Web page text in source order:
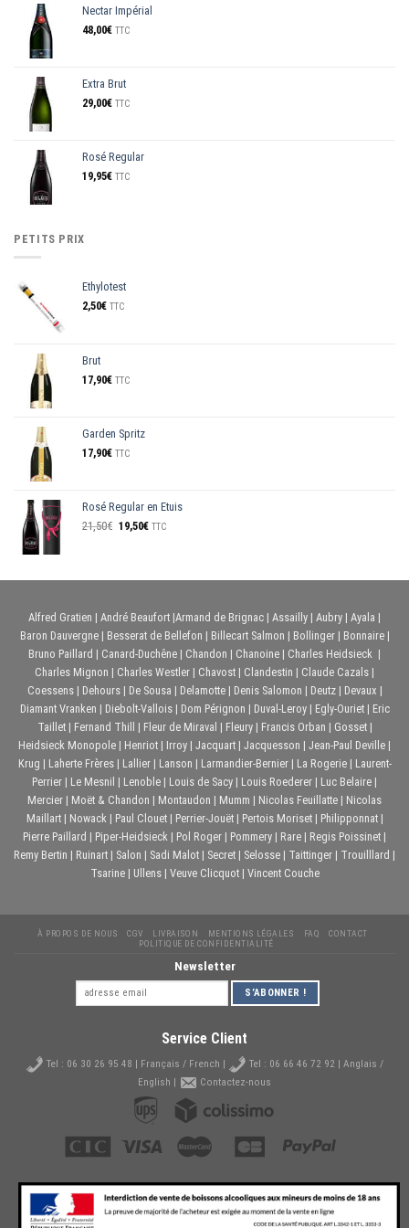
28,00€.22,90€.
Nectar Impérial
48,00€ TTC
Extra Brut
29,00€ TTC
Rosé Regular
19,95€ TTC
PETITS PRIX
Ethylotest
2,50€ TTC
Brut
17,90€ TTC
Garden Spritz
17,90€ TTC
Rosé Regular en Etuis
21,50€ Le
21,50€.
19,50€Le
19,50€.
TTC
Alfred Gratien | André Beaufort |Armand de Brignac | Assailly | Aubry | Ayala |
Baron Dauvergne| Besserat de Bellefon | Billecart Salmon | Bollinger| Bonnaire|
Bruno Paillard | Canard-Duchêne | Chandon | Chanoine | Charles Heidsieck |
Charles Mignon | Charles Westler | Chavost | Clandestin | Claude Cazals |
Coessens| Dehours| De Sousa | Delamotte| Denis Salomon | Deutz| Devaux |
Diamant Vranken | Diebolt-Vallois| Dom Pérignon | Duval-Leroy| Egly-Ouriet| Eric
Taillet| Fernand Thill | Fleur de Miraval | Fleury| Francis Orban | Gosset|
Heidsieck Monopole | Henriot | Irroy | Jacquart | Jacquesson | Jean-Paul Deville |
Krug | Laherte Frères| Lallier| Lanson | Larmandier-Bernier| La Rogerie| Laurent-
Perrier | Le Mesnil | Lenoble | Louis de Sacy | Louis Roederer | Luc Belaire |
Mercier | Moët & Chandon | Montaudon | Mumm | Nicolas Feuillatte | Nicolas
Maillart| Nowack | Paul Clouet| Perrier-Jouët| Pertois Moriset| Philipponnat|
Pierre Paillard | Piper-Heidsieck | Pol Roger | Pommery | Rare | Regis Poissinet |
Remy Bertin | Ruinart | Salon | Sadi Malot | Secret | Selosse | Taittinger | Trouilllard |
Tsarine| Ullens| Veuve Clicquot| Vincent Couche
À PROPOS DE NOUS CGV LIVRAISON MENTIONS LÉGALES FAQ
CONTACT
POLITIQUE DE CONFIDENTIALITÉ
Newsletter
Service Client
Tel : 06 30 26 95 48 | Français / French | Tel : 06 66 46 72 92 | Anglais /
English |
Contactez-nous